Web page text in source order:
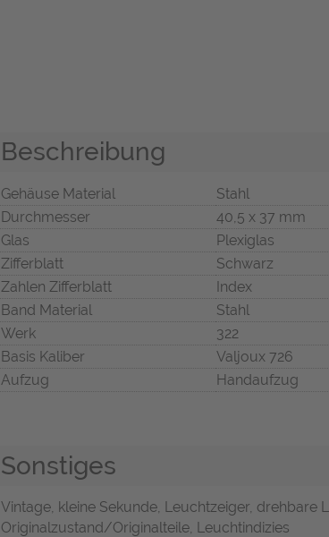
Beschreibung
Gehäuse Material
Stahl
Durchmesser
40,5 x 37 mm
Glas
Plexiglas
Zifferblatt
Schwarz
Zahlen Zifferblatt
Index
Band Material
Stahl
Werk
322
Basis Kaliber
Valjoux 726
Aufzug
Handaufzug
Sonstiges
Vintage, kleine Sekunde, Leuchtzeiger, drehbare
Originalzustand/Originalteile, Leuchtindizies